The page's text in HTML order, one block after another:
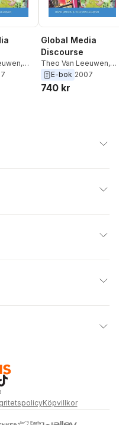
,
Global Media
Discourse
Theo Van Leeuwen,
David Machin
E-bok 2007
740 kr
Köpvillkor